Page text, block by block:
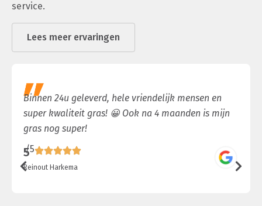
service.
Lees meer ervaringen
Binnen 24u geleverd, hele vriendelijk mensen en
super kwaliteit gras! 😀 Ook na 4 maanden is mijn
gras nog super!
5/5
Reinout Harkema